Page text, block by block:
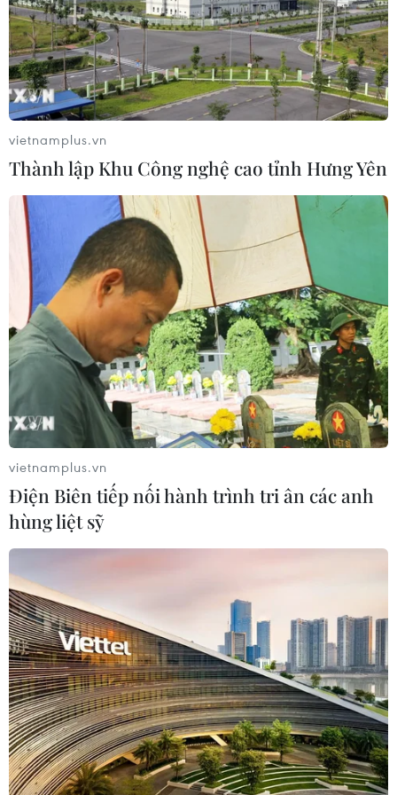
TIN CÙNG CHUYÊN MỤC
Thi lại tại Trường THPT Chuyên
vietnamplus.vn
Thành lập Khu Công nghệ cao tỉnh Hưng Yên
vietnamplus.vn
Điện Biên tiếp nối hành trình tri ân các anh
hùng liệt sỹ